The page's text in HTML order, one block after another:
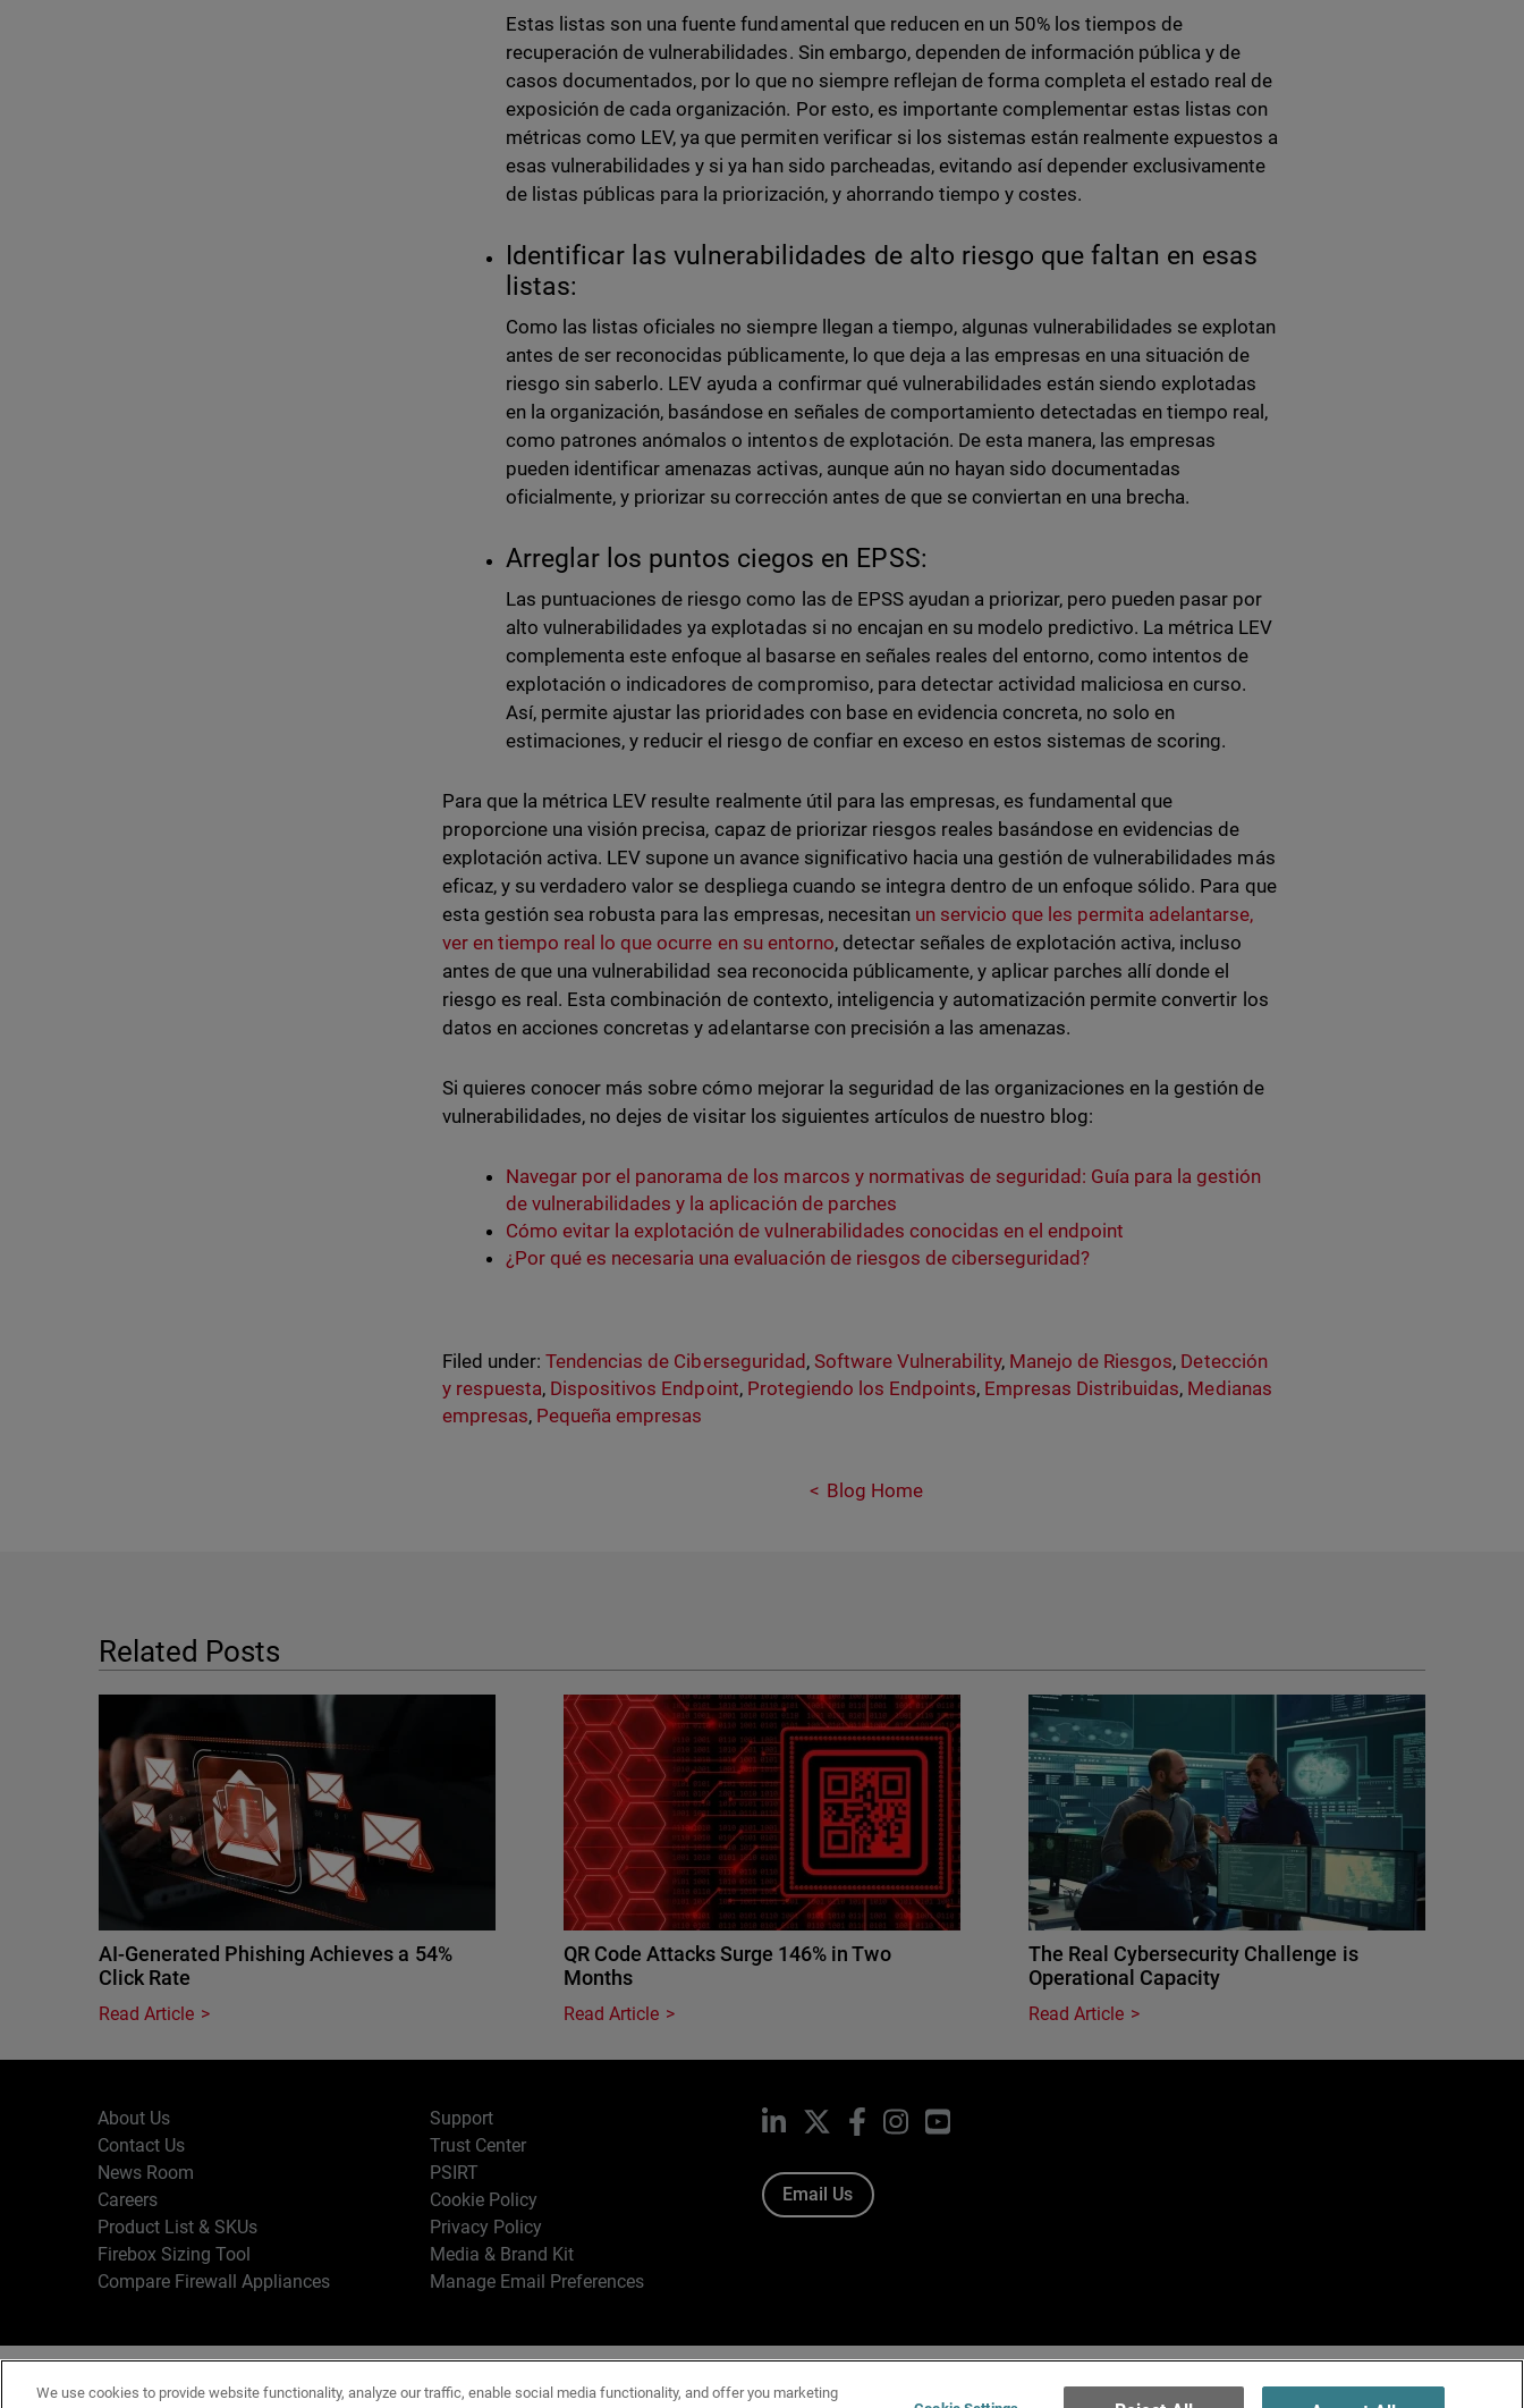
Estas listas son una fuente fundamental que reducen en un 50% los tiempos de
recuperación de vulnerabilidades. Sin embargo, dependen de información pública y de
casos documentados, por lo que no siempre reflejan de forma completa el estado real de
exposición de cada organización. Por esto, es importante complementar estas listas con
métricas como LEV, ya que permiten verificar si los sistemas están realmente expuestos a
esas vulnerabilidades y si ya han sido parcheadas, evitando así depender exclusivamente
de listas públicas para la priorización, y ahorrando tiempo y costes.
Identificar las vulnerabilidades de alto riesgo que faltan en esas
listas:
Como las listas oficiales no siempre llegan a tiempo, algunas vulnerabilidades se explotan
antes de ser reconocidas públicamente, lo que deja a las empresas en una situación de
riesgo sin saberlo. LEV ayuda a confirmar qué vulnerabilidades están siendo explotadas
en la organización, basándose en señales de comportamiento detectadas en tiempo real,
como patrones anómalos o intentos de explotación. De esta manera, las empresas
pueden identificar amenazas activas, aunque aún no hayan sido documentadas
oficialmente, y priorizar su corrección antes de que se conviertan en una brecha.
Arreglar los puntos ciegos en EPSS:
Las puntuaciones de riesgo como las de EPSS ayudan a priorizar, pero pueden pasar por
alto vulnerabilidades ya explotadas si no encajan en su modelo predictivo. La métrica LEV
complementa este enfoque al basarse en señales reales del entorno, como intentos de
explotación o indicadores de compromiso, para detectar actividad maliciosa en curso.
Así, permite ajustar las prioridades con base en evidencia concreta, no solo en
estimaciones, y reducir el riesgo de confiar en exceso en estos sistemas de scoring.
Para que la métrica LEV resulte realmente útil para las empresas, es fundamental que
proporcione una visión precisa, capaz de priorizar riesgos reales basándose en evidencias de
explotación activa. LEV supone un avance significativo hacia una gestión de vulnerabilidades más
eficaz, y su verdadero valor se despliega cuando se integra dentro de un enfoque sólido. Para que
esta gestión sea robusta para las empresas, necesitan un servicio que les permita adelantarse,
ver en tiempo real lo que ocurre en su entorno, detectar señales de explotación activa, incluso
antes de que una vulnerabilidad sea reconocida públicamente, y aplicar parches allí donde el
riesgo es real. Esta combinación de contexto, inteligencia y automatización permite convertir los
datos en acciones concretas y adelantarse con precisión a las amenazas.
Si quieres conocer más sobre cómo mejorar la seguridad de las organizaciones en la gestión de
vulnerabilidades, no dejes de visitar los siguientes artículos de nuestro blog:
Navegar por el panorama de los marcos y normativas de seguridad: Guía para la gestión
de vulnerabilidades y la aplicación de parches
Cómo evitar la explotación de vulnerabilidades conocidas en el endpoint
¿Por qué es necesaria una evaluación de riesgos de ciberseguridad?
Filed under: Tendencias de Ciberseguridad , Software Vulnerability, Manejo de Riesgos, Detección
y respuesta, Dispositivos Endpoint, Protegiendo los Endpoints, Empresas Distribuidas, Medianas
empresas, Pequeña empresas
Blog Home
Related Posts
AI-Generated Phishing Achieves a 54%
Click Rate
Read Article
QR Code Attacks Surge 146% in Two
Months
Read Article
The Real Cybersecurity Challenge is
Operational Capacity
Read Article
About Us
Contact Us
News Room
Careers
Product List & SKUs
Firebox Sizing Tool
Compare Firewall Appliances
Support
Trust Center
PSIRT
Cookie Policy
Privacy Policy
Media & Brand Kit
Manage Email Preferences
LinkedIn Facebook
InstagramYouTube
Email Us
Copyright © 1996-2026 WatchGuard Technologies, Inc. All Rights Reserved.
Terms of Use| California Collection Notice|Do Not Sell or Share My Personal Information
We use cookies to provide website functionality, analyze our traffic, enable social media functionality, and offer you marketing